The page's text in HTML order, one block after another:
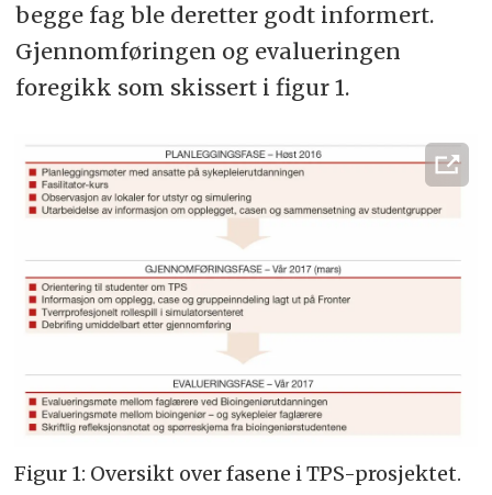
begge fag ble deretter godt informert.
Gjennomføringen og evalueringen
foregikk som skissert i figur 1.
Figur 1: Oversikt over fasene i TPS-prosjektet.